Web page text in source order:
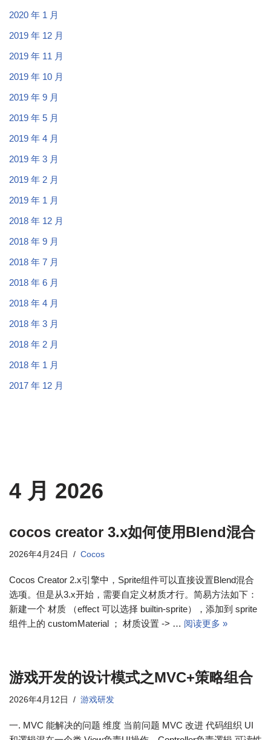
2020 年 1 月
2019 年 12 月
2019 年 11 月
2019 年 10 月
2019 年 9 月
2019 年 5 月
2019 年 4 月
2019 年 3 月
2019 年 2 月
2019 年 1 月
2018 年 12 月
2018 年 9 月
2018 年 7 月
2018 年 6 月
2018 年 4 月
2018 年 3 月
2018 年 2 月
2018 年 1 月
2017 年 12 月
4 月 2026
cocos creator 3.x如何使用Blend混合
2026年4月24日 Cocos
Cocos Creator 2.x引擎中，Sprite组件可以直接设置Blend混合
选项。但是从3.x开始，需要自定义材质才行。简易方法如下：
新建一个 材质 （effect 可以选择 builtin-sprite），添加到 sprite
组件上的 customMaterial ； 材质设置 -> … 阅读更多 »
游戏开发的设计模式之MVC+策略组合
2026年4月12日 游戏研发
一. MVC 能解决的问题 维度 当前问题 MVC 改进 代码组织 UI